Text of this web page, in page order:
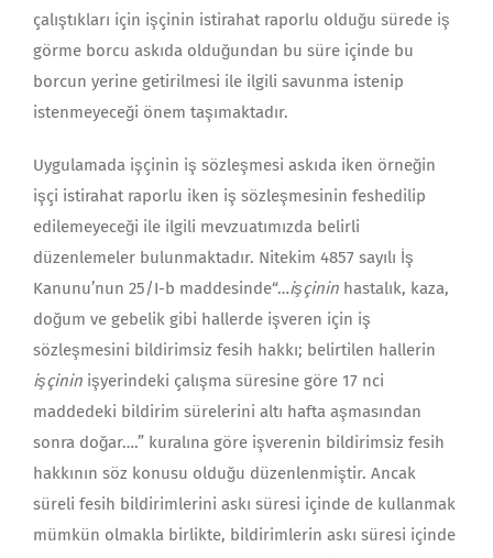
çalıştıkları için işçinin istirahat raporlu olduğu sürede iş
görme borcu askıda olduğundan bu süre içinde bu
borcun yerine getirilmesi ile ilgili savunma istenip
istenmeyeceği önem taşımaktadır.
Uygulamada işçinin iş sözleşmesi askıda iken örneğin
işçi istirahat raporlu iken iş sözleşmesinin feshedilip
edilemeyeceği ile ilgili mevzuatımızda belirli
düzenlemeler bulunmaktadır. Nitekim 4857 sayılı İş
Kanunu’nun 25/I-b maddesinde“…işçinin hastalık, kaza,
doğum ve gebelik gibi hallerde işveren için iş
sözleşmesini bildirimsiz fesih hakkı; belirtilen hallerin
işçinin işyerindeki çalışma süresine göre 17 nci
maddedeki bildirim sürelerini altı hafta aşmasından
sonra doğar….” kuralına göre işverenin bildirimsiz fesih
hakkının söz konusu olduğu düzenlenmiştir. Ancak
süreli fesih bildirimlerini askı süresi içinde de kullanmak
mümkün olmakla birlikte, bildirimlerin askı süresi içinde